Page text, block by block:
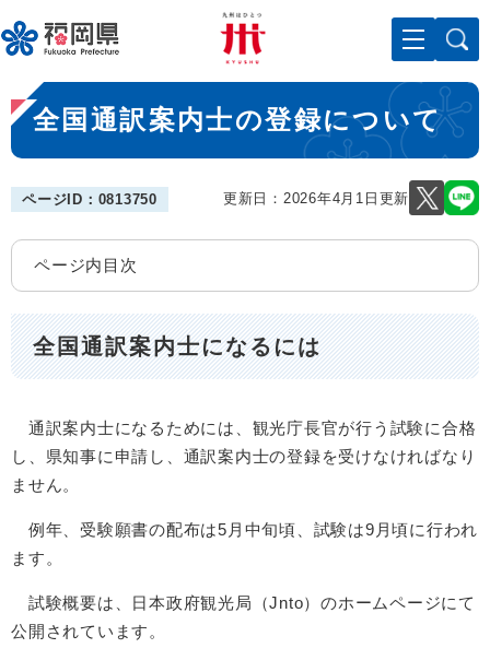
ー
ジ
先
頭
で
メニューを飛ばして本文へ
本
文
全国通訳案内士の登録について
ページID：0813750 更新日：2026年4月1日更新
ページ内目次
全国通訳案内士になるには
通訳案内士になるためには、観光庁長官が行う試験に合格
し、県知事に申請し、通訳案内士の登録を受けなければなり
ません。
例年、受験願書の配布は5月中旬頃、試験は9月頃に行われ
ます。
試験概要は、日本政府観光局（Jnto）のホームページにて
公開されています。